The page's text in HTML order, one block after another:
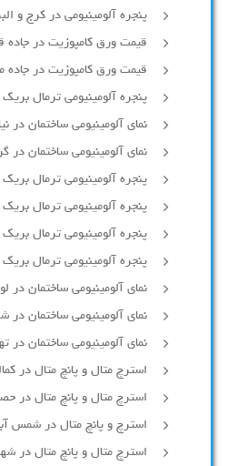
پنجره آلومینیومی در کرج و
قیمت ورق کامپوزیت در جاده
قیمت ورق کامپوزیت در
پنجره آلومینیومی ترمال
نمای آلومینیومی ساختمان در
نمای آلومینیومی ساختمان در
پنجره آلومینیومی ترمال
پنجره آلومینیومی ترمال
پنجره آلومینیومی ترمال
پنجره آلومینیومی ترمال
نمای آلومینیومی ساختمان در
نمای آلومینیومی ساختمان در
نمای آلومینیومی ساختمان در
استرچ متال و پانچ متال در
استرچ متال و پانچ متال در
استرچ و پانچ متال در شمس
استرچ متال و پانچ متال در